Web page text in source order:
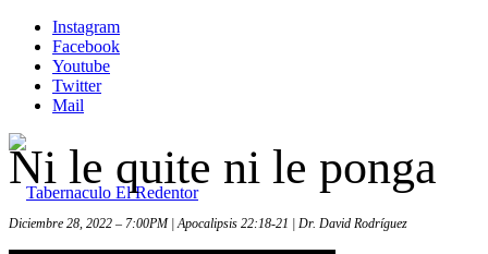
Instagram
Facebook
Youtube
Twitter
Mail
Ni le quite ni le ponga
Diciembre 28, 2022 – 7:00PM | Apocalipsis 22:18-21 | Dr. David Rodríguez